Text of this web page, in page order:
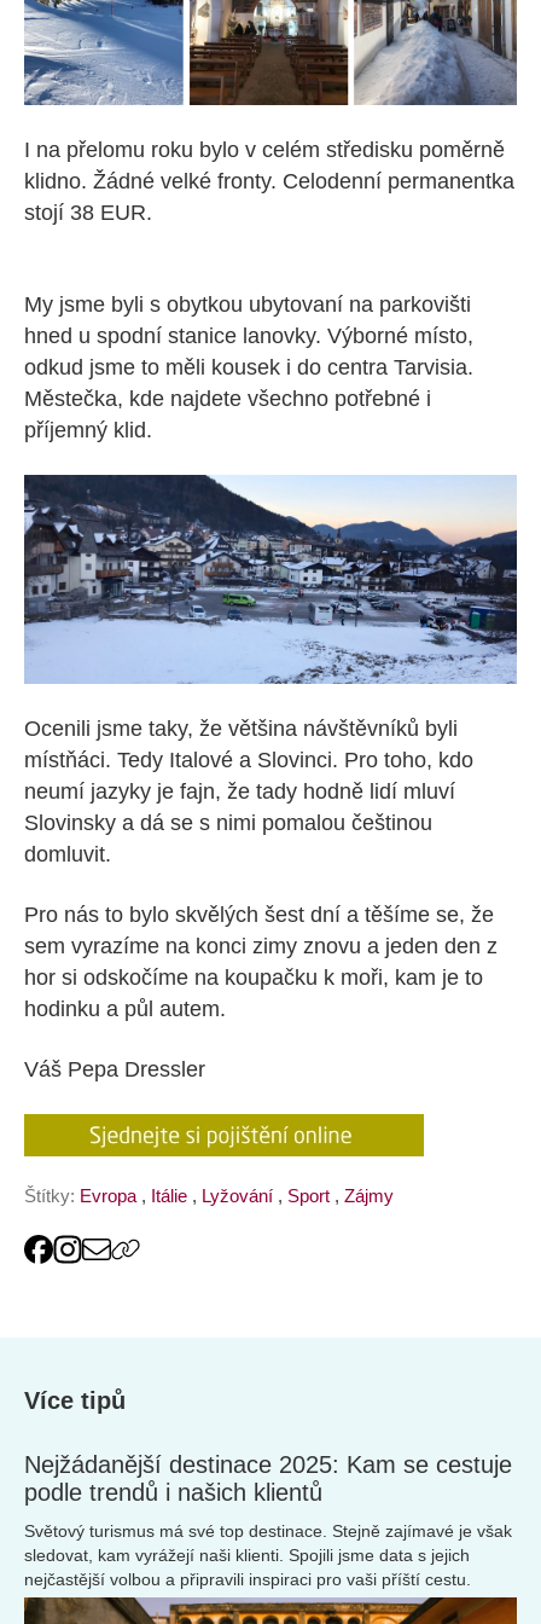
I na přelomu roku bylo v celém středisku poměrně
klidno. Žádné velké fronty. Celodenní permanentka
stojí 38 EUR.
My jsme byli s obytkou ubytovaní na parkovišti
hned u spodní stanice lanovky. Výborné místo,
odkud jsme to měli kousek i do centra Tarvisia.
Městečka, kde najdete všechno potřebné i
příjemný klid.
Ocenili jsme taky, že většina návštěvníků byli
místňáci. Tedy Italové a Slovinci. Pro toho, kdo
neumí jazyky je fajn, že tady hodně lidí mluví
Slovinsky a dá se s nimi pomalou češtinou
domluvit.
Pro nás to bylo skvělých šest dní a těšíme se, že
sem vyrazíme na konci zimy znovu a jeden den z
hor si odskočíme na koupačku k moři, kam je to
hodinku a půl autem.
Váš Pepa Dressler
Štítky: Evropa , Itálie , Lyžování , Sport , Zájmy
Více tipů
Nejžádanější destinace 2025: Kam se cestuje
podle trendů i našich klientů
Světový turismus má své top destinace. Stejně zajímavé je však
sledovat, kam vyrážejí naši klienti. Spojili jsme data s jejich
nejčastější volbou a připravili inspiraci pro vaši příští cestu.